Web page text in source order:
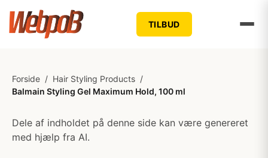
TILBUD
Forside / Hair Styling Products /
Balmain Styling Gel Maximum Hold, 100 ml
Dele af indholdet på denne side kan være genereret
med hjælp fra AI.